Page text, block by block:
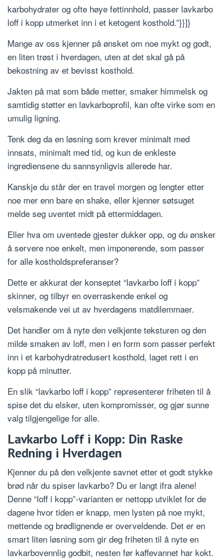
karbohydrater og ofte høye fettinnhold, passer lavkarbo
loff i kopp utmerket inn i et ketogent kosthold.”}}]}
Mange av oss kjenner på ønsket om noe mykt og godt,
en liten trøst i hverdagen, uten at det skal gå på
bekostning av et bevisst kosthold.
Jakten på mat som både metter, smaker himmelsk og
samtidig støtter en lavkarboprofil, kan ofte virke som en
umulig ligning.
Tenk deg da en løsning som krever minimalt med
innsats, minimalt med tid, og kun de enkleste
ingrediensene du sannsynligvis allerede har.
Kanskje du står der en travel morgen og lengter etter
noe mer enn bare en shake, eller kjenner søtsuget
melde seg uventet midt på ettermiddagen.
Eller hva om uventede gjester dukker opp, og du ønsker
å servere noe enkelt, men imponerende, som passer
for alle kostholdspreferanser?
Dette er akkurat der konseptet “lavkarbo loff i kopp”
skinner, og tilbyr en overraskende enkel og
velsmakende vei ut av hverdagens matdilemmaer.
Det handler om å nyte den velkjente teksturen og den
milde smaken av loff, men i en form som passer perfekt
inn i et karbohydratredusert kosthold, laget rett i en
kopp på minutter.
En slik “lavkarbo loff i kopp” representerer friheten til å
spise det du elsker, uten kompromisser, og gjør sunne
valg tilgjengelige for alle.
Lavkarbo Loff i Kopp: Din Raske
Redning i Hverdagen
Kjenner du på den velkjente savnet etter et godt stykke
brød når du spiser lavkarbo? Du er langt ifra alene!
Denne “loff i kopp”-varianten er nettopp utviklet for de
dagene hvor tiden er knapp, men lysten på noe mykt,
mettende og brødlignende er overveldende. Det er en
smart liten løsning som gir deg friheten til å nyte en
lavkarbovennlig godbit, nesten før kaffevannet har kokt.